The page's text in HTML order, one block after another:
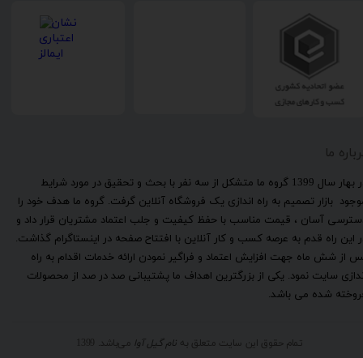
ما
​در بهار سال 1399 گروه ما متشکل از سه نفر با بحث و تحقیق در مورد شرایط
بازار تصمیم به راه اندازی یک فروشگاه آنلاین گرفت. گروه ما هدف خود را
آسان ، قیمت مناسب با حفظ کیفیت و جلب اعتماد مشتریان قرار داد و
این راه قدم به عرصه کسب و کار آنلاین با افتتاح صفحه در اینستاگرام گذاشت.
از شش ماه جهت افزایش اعتماد و فراگیر نمودن ارائه خدمات اقدام به راه
سایت نمود. یکی از بزرگترین اهداف ما پشتیبانی صد در صد از محصولات
شده می باشد.
تمام حقوق این سایت متعلق به نام گیل آوا می‌باشد. 1399